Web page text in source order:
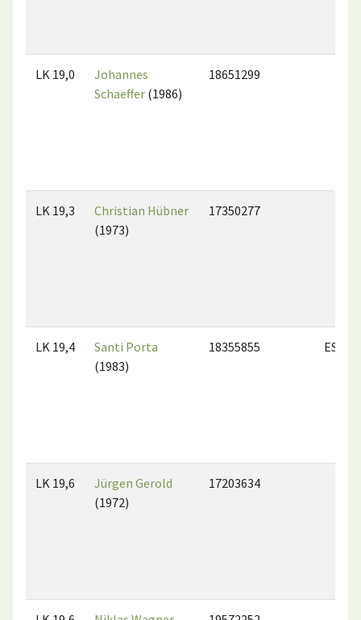
LK 19,0
Johannes
Schaeffer (1986)
18651299
LK 19,3
Christian Hübner
(1973)
17350277
LK 19,4
Santi Porta
(1983)
18355855 ESP
LK 19,6
Jürgen Gerold
(1972)
17203634